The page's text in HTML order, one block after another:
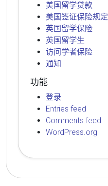
美国留学贷款
美国签证保险规定
英国留学保险
英国留学生
访问学者保险
通知
功能
登录
Entries feed
Comments feed
WordPress.org